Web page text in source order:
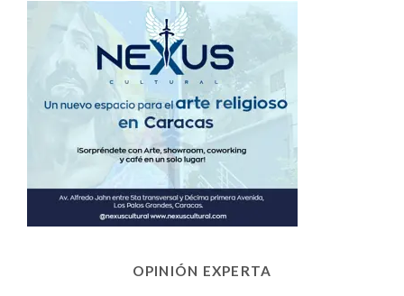
OPINIÓN EXPERTA